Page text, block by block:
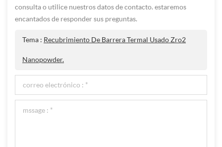
consulta o utilice nuestros datos de contacto. estaremos
encantados de responder sus preguntas.
Tema : Recubrimiento De Barrera Termal Usado Zro2
Nanopowder.